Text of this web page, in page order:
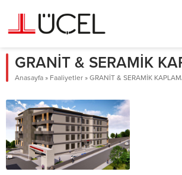
GRANİT & SERAMİK
Anasayfa » Faaliyetler » GRANİT & SERAMİK